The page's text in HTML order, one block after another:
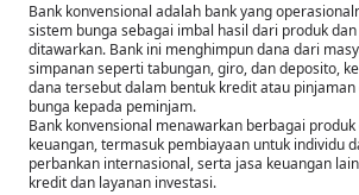
Bank konvensional adalah bank yang
sistem bunga sebagai imbal hasil dari produk
ditawarkan. Bank ini menghimpun dana dari
simpanan seperti tabungan, giro, dan deposito,
dana tersebut dalam bentuk kredit atau
bunga kepada peminjam.
Bank konvensional menawarkan berbagai
keuangan, termasuk pembiayaan untuk individu
perbankan internasional, serta jasa keuangan
kredit dan layanan investasi.